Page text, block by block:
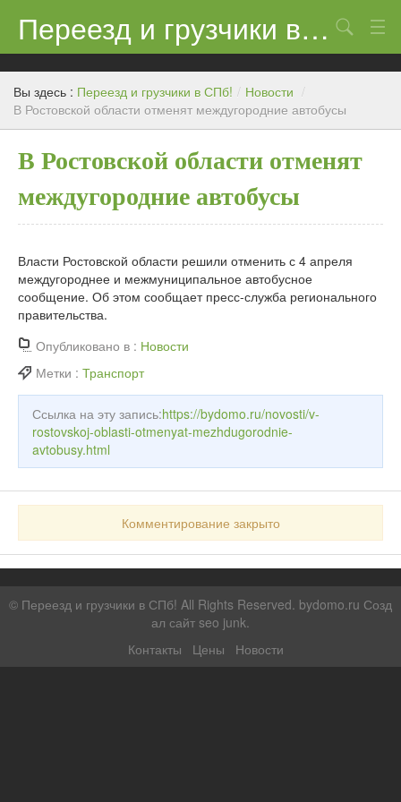
Переезд и грузчики в СПб!
Контакты
Цены
Поиск
Вы здесь : Переезд и грузчики в СПб! / Новости /
В Ростовской области отменят междугородние автобусы
В Ростовской области отменят
междугородние автобусы
Власти Ростовской области решили отменить с 4 апреля
междугороднее и межмуниципальное автобусное
сообщение. Об этом сообщает пресс-служба регионального
правительства.
Опубликовано в : Новости
Метки : Транспорт
Ссылка на эту запись:https://bydomo.ru/novosti/v-
rostovskoj-oblasti-otmenyat-mezhdugorodnie-
avtobusy.html
Комментирование закрыто
© Переезд и грузчики в СПб! All Rights Reserved. bydomo.ru Созд
ал сайт seo junk.
Контакты
Цены Новости